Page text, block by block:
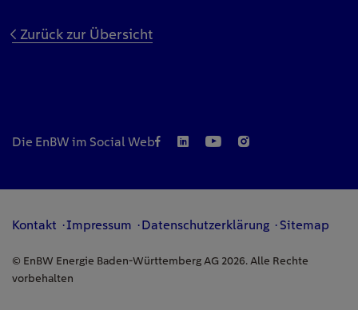
Zurück zur Übersicht
Die EnBW im Social Web
Kontakt Impressum Datenschutzerklärung Sitemap
© EnBW Energie Baden-Württemberg AG 2026. Alle Rechte
vorbehalten